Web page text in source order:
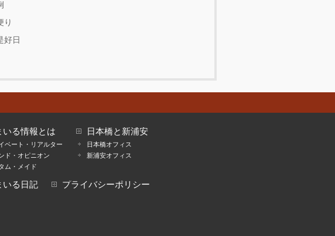
り
好日
いる情報とは
ベート・リアルター
ド・オピニオン
ム・メイド
日本橋と新浦安
日本橋オフィス
新浦安オフィス
いる日記
プライバシーポリシー